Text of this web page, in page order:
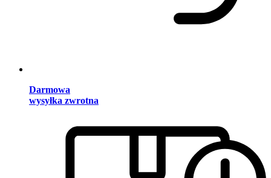
Darmowa
wysyłka zwrotna